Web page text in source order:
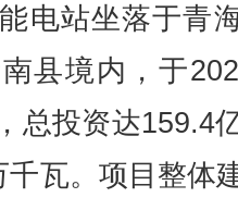
站坐落于青
县境内，于
总投资达159.4
瓦。项目整体